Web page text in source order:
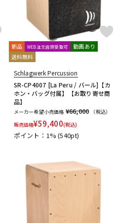
新品 WEB注文店頭受取可
動画あり
送料無料
Schlagwerk Percussion
SR-CP4007 [La Peru / バール]【カ
ホン・バッグ付属】【お取り寄せ商
品】
メーカー希望小売価格 ¥66,000
（税込）
販売価格¥59,400(税込)
ポイント：1%(540pt)